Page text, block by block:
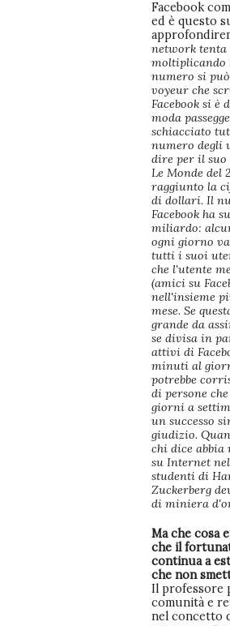
Facebook
ed è questo
network tenta
moltiplicando
numero si
voyeur che
Facebook si
moda
schiacciato
numero degli
dire per il suo
Le Monde del
raggiunto la
di dollari. Il
Facebook ha
miliardo:
ogni giorno
tutti i suoi
che l'utente
(amici su
nell'insieme
mese. Se
grande da
se divisa in
attivi di
minuti al
potrebbe
di persone
giorni a
un successo
giudizio.
chi dice abbia
su Internet
studenti di
Zuckerberg
di miniera
Ma che cosa
che il
continua a
che non
Il professore
comunità e
nel concetto